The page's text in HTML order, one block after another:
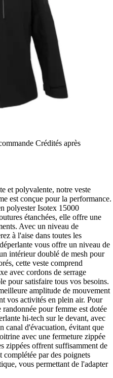
Crédités après
et polyvalente, notre veste
est conçue pour la performance.
polyester Isotex 15000
étanchées, elle offre une
Avec un niveau de
à l'aise dans toutes les
vous offre un niveau de
intérieur doublé de mesh pour
cette veste comprend
avec cordons de serrage
pour satisfaire tous vos besoins.
amplitude de mouvement
vos activités en plein air. Pour
pour femme est dotée
hi-tech sur le devant, avec
canal d'évacuation, évitant que
avec une fermeture zippée
zippées offrent suffisamment de
par des poignets
vous permettant de l'adapter